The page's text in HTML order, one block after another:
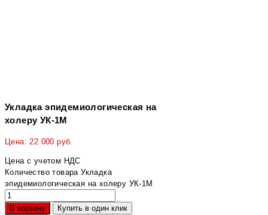
Укладка эпидемиологическая на
холеру УК-1М
Цена:22 000 руб.
Цена с учетом НДС
Количество товара Укладка
эпидемиологическая на холеру УК-1М
В корзину Купить в один клик